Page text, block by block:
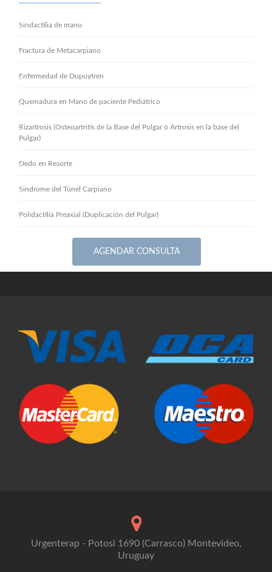
Sindactilia de mano
Fractura de Metacarpiano
Enfermedad de Dupuytren
Quemadura en Mano de paciente Pediátrico
Rizartrosis (Osteoartritis de la Base del Pulgar ó Artrosis en la base del
Pulgar)
Dedo en Resorte
Sindrome del Túnel Carpiano
Polidactilia Preaxial (Duplicación del Pulgar)
AGENDAR CONSULTA
Urgenterap - Potosi 1690 (Carrasco) Montevideo,
Uruguay